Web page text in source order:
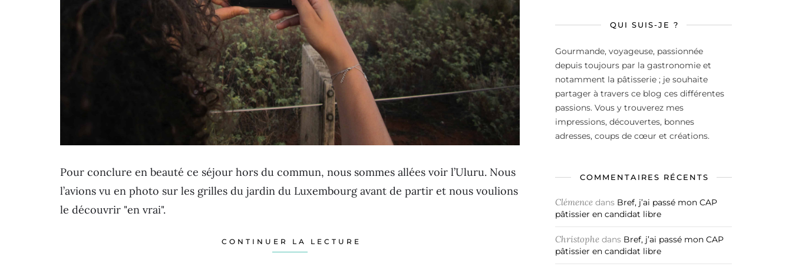
Pour conclure en beauté ce séjour hors du commun, nous sommes allées voir l’Uluru. Nous
l’avions vu en photo sur les grilles du jardin du Luxembourg avant de partir et nous voulions
le découvrir "en vrai".
CONTINUER LA LECTURE
QUI SUIS-JE ?
Gourmande, voyageuse, passionnée
depuis toujours par la gastronomie et
notamment la pâtisserie ; je souhaite
partager à travers ce blog ces différentes
passions. Vous y trouverez mes
impressions, découvertes, bonnes
adresses, coups de cœur et créations.
COMMENTAIRES RÉCENTS
Clémence dans Bref, j’ai passé mon CAP
pâtissier en candidat libre
Christophe dans Bref, j’ai passé mon CAP
pâtissier en candidat libre